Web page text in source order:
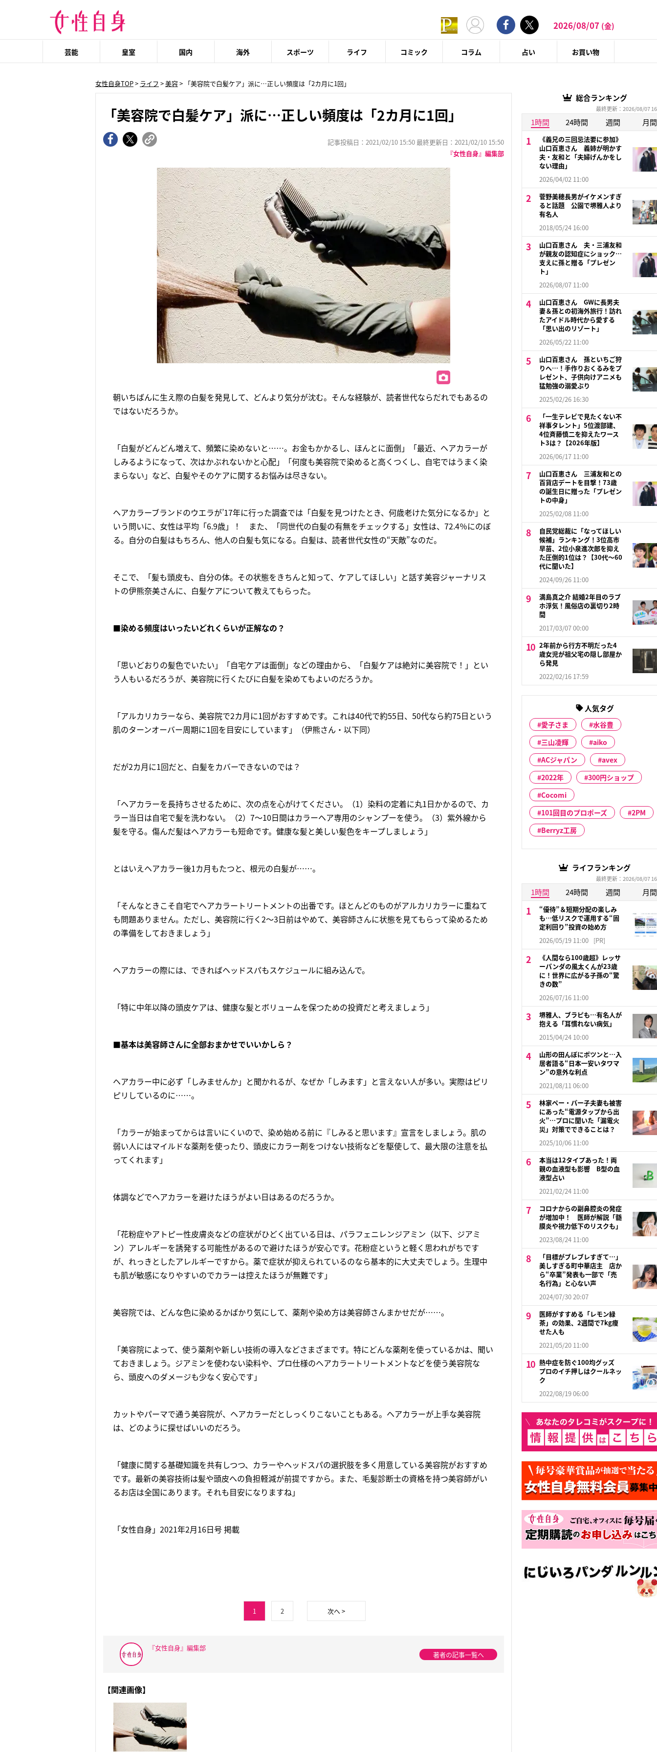
2026/08/07 (金)
芸能 皇室 国内 海外 スポーツ ライフ コミック コラム 占い お買い物
女性自身TOP> ライフ >美容> 「美容院で白髪ケア」派に…正しい頻度は「2カ月に1回」
「美容院で白髪ケア」派に…正しい頻度は「2カ月に1回」
記事投稿日：2021/02/10 15:50 最終更新日：2021/02/10 15:50
『女性自身』編集部
朝いちばんに生え際の白髪を発見して、どんより気分が沈む。そんな経験が、読者世代ならだれでもあるの
ではないだろうか。
「白髪がどんどん増えて、頻繁に染めないと……。お金もかかるし、ほんとに面倒」「最近、ヘアカラーが
しみるようになって、次はかぶれないかと心配」「何度も美容院で染めると高くつくし、自宅ではうまく染
まらない」など、白髪やそのケアに関するお悩みは尽きない。
ヘアカラーブランドのウエラが’17年に行った調査では「白髪を見つけたとき、何歳老けた気分になるか」と
いう問いに、女性は平均「6.9歳」！ また、「同世代の白髪の有無をチェックする」女性は、72.4％にのぼ
る。自分の白髪はもちろん、他人の白髪も気になる。白髪は、読者世代女性の“天敵”なのだ。
そこで、「髪も頭皮も、自分の体。その状態をきちんと知って、ケアしてほしい」と話す美容ジャーナリス
トの伊熊奈美さんに、白髪ケアについて教えてもらった。
■染める頻度はいったいどれくらいが正解なの？
「思いどおりの髪色でいたい」「自宅ケアは面倒」などの理由から、「白髪ケアは絶対に美容院で！」とい
う人もいるだろうが、美容院に行くたびに白髪を染めてもよいのだろうか。
「アルカリカラーなら、美容院で2カ月に1回がおすすめです。これは40代で約55日、50代なら約75日という
肌のターンオーバー周期に1回を目安にしています」（伊熊さん・以下同）
だが2カ月に1回だと、白髪をカバーできないのでは？
「ヘアカラーを長持ちさせるために、次の点を心がけてください。（1）染料の定着に丸1日かかるので、カ
ラー当日は自宅で髪を洗わない。（2）7〜10日間はカラーヘア専用のシャンプーを使う。（3）紫外線から
髪を守る。傷んだ髪はヘアカラーも短命です。健康な髪と美しい髪色をキープしましょう」
とはいえヘアカラー後1カ月もたつと、根元の白髪が……。
「そんなときこそ自宅でヘアカラートリートメントの出番です。ほとんどのものがアルカリカラーに重ねて
も問題ありません。ただし、美容院に行く2〜3日前はやめて、美容師さんに状態を見てもらって染めるため
の準備をしておきましょう」
ヘアカラーの際には、できればヘッドスパもスケジュールに組み込んで。
「特に中年以降の頭皮ケアは、健康な髪とボリュームを保つための投資だと考えましょう」
■基本は美容師さんに全部おまかせでいいかしら？
ヘアカラー中に必ず「しみませんか」と聞かれるが、なぜか「しみます」と言えない人が多い。実際はピリ
ピリしているのに……。
「カラーが始まってからは言いにくいので、染め始める前に『しみると思います』宣言をしましょう。肌の
弱い人にはマイルドな薬剤を使ったり、頭皮にカラー剤をつけない技術などを駆使して、最大限の注意を払
ってくれます」
体調などでヘアカラーを避けたほうがよい日はあるのだろうか。
「花粉症やアトピー性皮膚炎などの症状がひどく出ている日は、パラフェニレンジアミン（以下、ジアミ
ン）アレルギーを誘発する可能性があるので避けたほうが安心です。花粉症というと軽く思われがちです
が、れっきとしたアレルギーですから。薬で症状が抑えられているのなら基本的に大丈夫でしょう。生理中
も肌が敏感になりやすいのでカラーは控えたほうが無難です」
美容院では、どんな色に染めるかばかり気にして、薬剤や染め方は美容師さんまかせだが……。
「美容院によって、使う薬剤や新しい技術の導入などさまざまです。特にどんな薬剤を使っているかは、聞い
ておきましょう。ジアミンを使わない染料や、プロ仕様のヘアカラートリートメントなどを使う美容院な
ら、頭皮へのダメージも少なく安心です」
カットやパーマで通う美容院が、ヘアカラーだとしっくりこないこともある。ヘアカラーが上手な美容院
は、どのように探せばいいのだろう。
「健康に関する基礎知識を共有しつつ、カラーやヘッドスパの選択肢を多く用意している美容院がおすすめ
です。最新の美容技術は髪や頭皮への負担軽減が前提ですから。また、毛髪診断士の資格を持つ美容師がい
るお店は全国にあります。それも目安になりますね」
「女性自身」2021年2月16日号 掲載
1 2 次へ >
『女性自身』編集部
著者の記事一覧へ
【関連画像】
総合ランキング
最終更新：2026/08/07
1時間 24時間 週間 月間
《義兄の三回忌法要に参加》
山口百恵さん 義姉が明かす
夫・友和と「夫婦げんかをし
ない理由」
2026/04/02 11:00
菅野美穂長男がイケメンすぎ
ると話題 公園で堺雅人より
有名人
2018/05/24 16:00
山口百恵さん 夫・三浦友和
が親友の認知症にショック…
支えに孫と贈る「プレゼン
ト」
2026/08/07 11:00
山口百恵さん GWに長男夫
妻＆孫との初海外旅行！訪れ
たアイドル時代から愛する
「思い出のリゾート」
2026/05/22 11:00
山口百恵さん 孫といちご狩
りへ…！手作りおくるみをプ
レゼント、子供向けアニメも
猛勉強の溺愛ぶり
2025/02/26 16:30
「一生テレビで見たくない不
祥事タレント」5位渡部建、
4位斉藤慎二を抑えたワース
ト3は？【2026年版】
2026/06/17 11:00
山口百恵さん 三浦友和との
百貨店デートを目撃！73歳
の誕生日に贈った「プレゼン
トの中身」
2025/02/08 11:00
自民党総裁に「なってほしい
候補」ランキング！3位高市
早苗、2位小泉進次郎を抑え
た圧倒的1位は？【30代〜60
代に聞いた】
2024/09/26 11:00
満島真之介 結婚2年目のラブ
ホ浮気！風俗店の裏切り2時
間
2017/03/07 00:00
2年前から行方不明だった4
歳女児が祖父宅の隠し部屋か
ら発見
2022/02/16 17:59
人気タグ
愛子さま
水谷豊
三山凌輝
aiko
ACジャパン
avex
2022年
300円ショップ
Cocomi
101回目のプロポーズ
2PM
Berryz工房
ライフランキング
最終更新：2026/08/07
1時間 24時間 週間 月間
“優待”＆短期分配の楽しみ
も…低リスクで運用する“固
定利回り”投資の始め方
2026/05/19 11:00 [PR]
《人間なら100歳超》レッサ
ーパンダの風太くんが23歳
に！世界に広がる子孫の“驚
きの数”
2026/07/16 11:00
堺雅人、ブラピも…有名人が
抱える「耳慣れない病気」
2015/04/24 10:00
山形の田んぼにポツンと…入
居者語る“日本一安いタワマ
ン”の意外な利点
2021/08/11 06:00
林家ペー・パー子夫妻も被害
にあった“電源タップから出
火”…プロに聞いた「漏電火
災」対策でできることは？
2025/10/06 11:00
本当は12タイプあった！両
親の血液型も影響 B型の血
液型占い
2021/02/24 11:00
コロナからの副鼻腔炎の発症
が増加中！ 医師が解説「髄
膜炎や視力低下のリスクも」
2023/08/24 11:00
「目標がブレブレすぎて…」
美しすぎる町中華店主 店か
ら“卒業”発表も一部で「売
名行為」と心ない声
2024/07/30 20:07
医師がすすめる「レモン緑
茶」の効果、2週間で7kg痩
せた人も
2021/05/20 11:00
熱中症を防ぐ100均グッズ
プロのイチ押しはクールネッ
ク
2022/08/19 06:00